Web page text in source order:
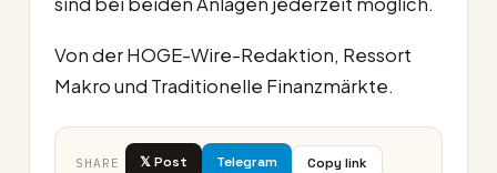
Von der HOGE-Wire-Redaktion, Ressort
Makro und Traditionelle Finanzmärkte.
SHARE 𝕏 Post Telegram Copy link